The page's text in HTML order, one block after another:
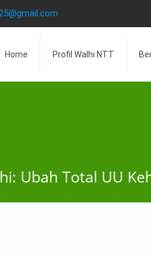
Home Profil Walhi NTT
Ubah Total UU